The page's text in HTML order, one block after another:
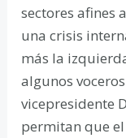
sectores afines
una crisis
más la
algunos
vicepresidente
permitan que